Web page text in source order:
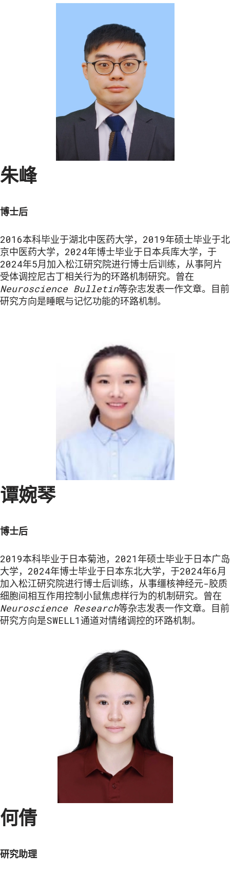
朱峰
博士后
2016本科毕业于湖北中医药大学，2019年硕士毕业于北
京中医药大学，2024年博士毕业于日本兵库大学，于
2024年5月加入松江研究院进行博士后训练，从事阿片
受体调控尼古丁相关行为的环路机制研究。曾在
Neuroscience Bulletin等杂志发表一作文章。目前
研究方向是睡眠与记忆功能的环路机制。
谭婉琴
博士后
2019本科毕业于日本菊池，2021年硕士毕业于日本广岛
大学，2024年博士毕业于日本东北大学，于2024年6月
加入松江研究院进行博士后训练，从事缰核神经元-胶质
细胞间相互作用控制小鼠焦虑样行为的机制研究。曾在
Neuroscience Research等杂志发表一作文章。目前
研究方向是SWELL1通道对情绪调控的环路机制。
何倩
研究助理